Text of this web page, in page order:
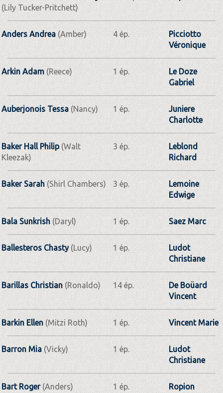
(Lily Tucker-Pritchett)
Anders Andrea(Amber) 4 ép.
Picciotto
Véronique
Arkin Adam(Reece) 1 ép.
Le Doze
Gabriel
Auberjonois Tessa(Nancy) 1 ép.
Juniere
Charlotte
Baker Hall Philip(Walt
Kleezak)
3 ép.
Leblond
Richard
Baker Sarah (Shirl Chambers) 3 ép.
Lemoine
Edwige
Bala Sunkrish (Daryl) 1 ép. Saez Marc
Ballesteros Chasty(Lucy) 1 ép.
Ludot
Christiane
Barillas Christian(Ronaldo) 14 ép.
De Boüard
Vincent
Barkin Ellen(Mitzi Roth) 1 ép. Vincent Marie
Barron Mia(Vicky) 1 ép.
Ludot
Christiane
Bart Roger(Anders) 1 ép.
Ropion